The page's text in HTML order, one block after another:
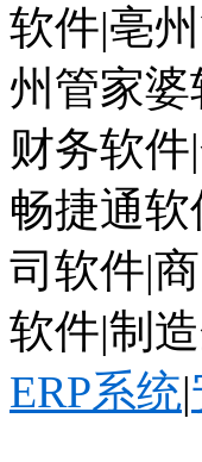
软件|亳
州管家婆
财务软件|
畅捷通软
司软件|
软件|制
ERP系统|